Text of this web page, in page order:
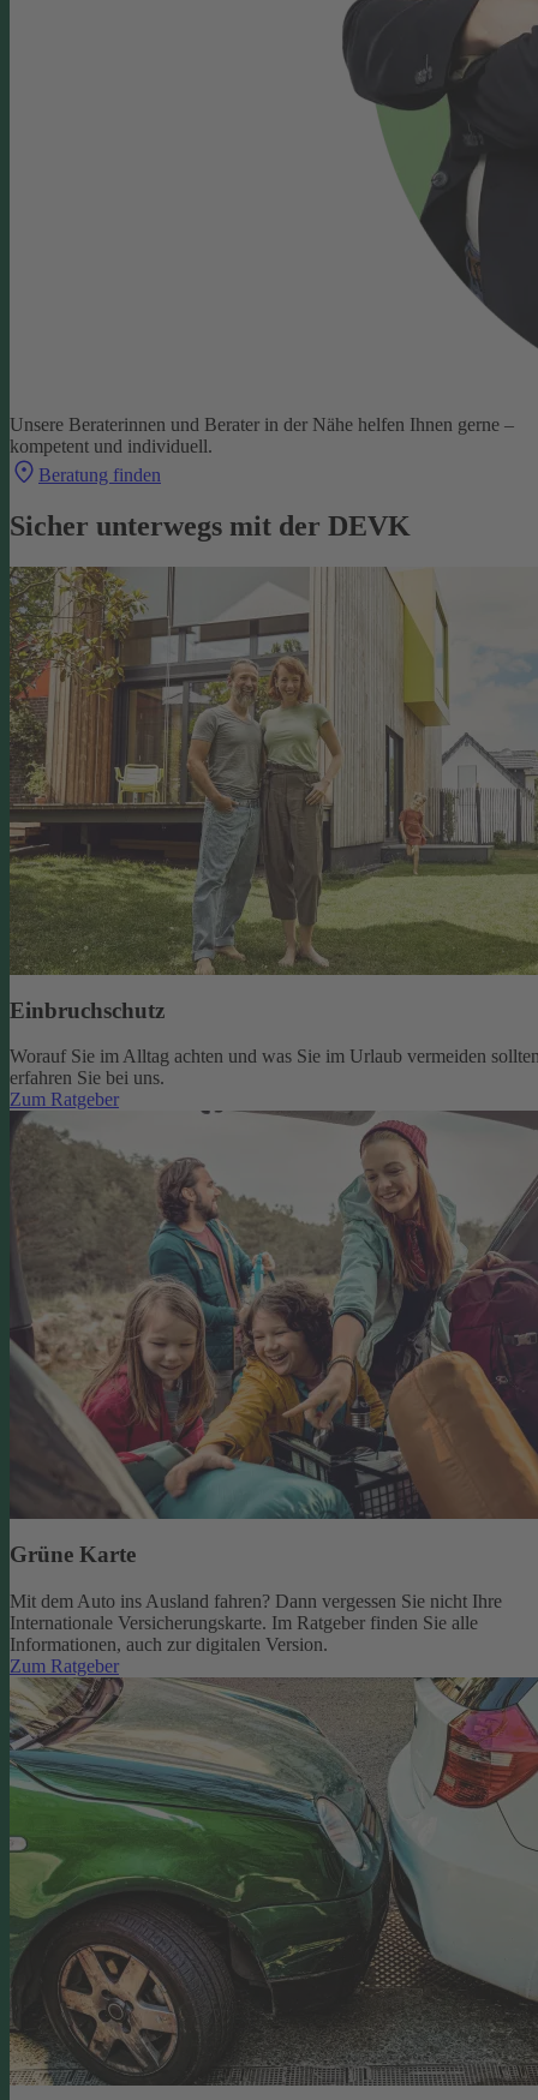
Unsere Beraterinnen und Berater in der Nähe helfen Ihnen gerne –
kompetent und individuell.
Beratung finden
Sicher unterwegs mit der DEVK
Einbruchschutz
Worauf Sie im Alltag achten und was Sie im Urlaub vermeiden
erfahren Sie bei uns.
Zum Ratgeber
Grüne Karte
Mit dem Auto ins Ausland fahren? Dann vergessen Sie nicht Ihre
Internationale Versicherungskarte. Im Ratgeber finden Sie alle
Informationen, auch zur digitalen Version.
Zum Ratgeber